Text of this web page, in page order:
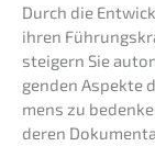
Durch die
ihren
steigern Sie
gen­den Aspek­te
mens zu
deren